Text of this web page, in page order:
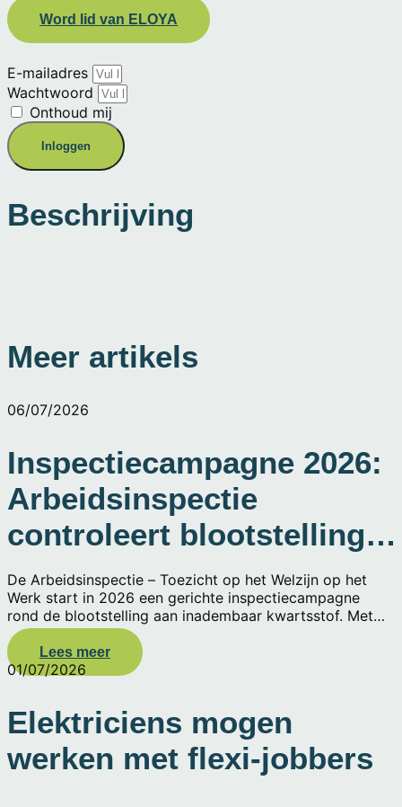
Word lid van ELOYA
E-mailadres
Wachtwoord
Onthoud mij
Inloggen
Beschrijving
Meer artikels
06/07/2026
Inspectiecampagne 2026:
Arbeidsinspectie
controleert blootstelling
aan kwartsstof
De Arbeidsinspectie – Toezicht op het Welzijn op het
Werk start in 2026 een gerichte inspectiecampagne
rond de blootstelling aan inadembaar kwartsstof. Met
deze campagne wil de inspectie nagaan of werkgevers
de nodige maatregelen nemen om hun werknemers te
beschermen tegen de gezondheidsrisico’s van
zoals beton, baksteen, natuursteen, keramische tegels
en cementproducten. Ook elektriciens komen tijdens
sleufwerken, doorboringen en renovatiewerken
regelmatig met deze risico’s in aanraking. Voor bedrijven
Lees meer
01/07/2026
Elektriciens mogen
werken met flexi-jobbers